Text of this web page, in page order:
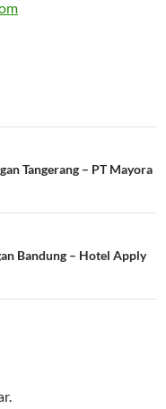
Tangerang – PT Mayora
Bandung – Hotel Apply